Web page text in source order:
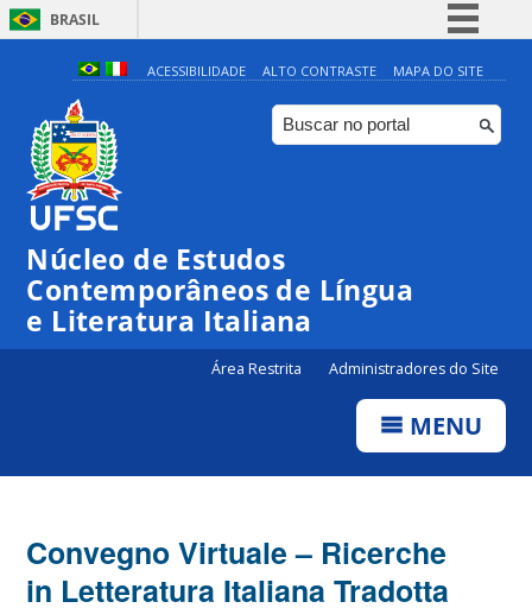
BRASIL
Simplifique!
Comunica BR
Participe
ACESSIBILIDADE ALTO CONTRASTE MAPA DO SITE
Núcleo de Estudos
Contemporâneos de Língua
e Literatura Italiana
Área Restrita Administradores do Site
MENU
Convegno Virtuale – Ricerche
in Letteratura Italiana Tradotta